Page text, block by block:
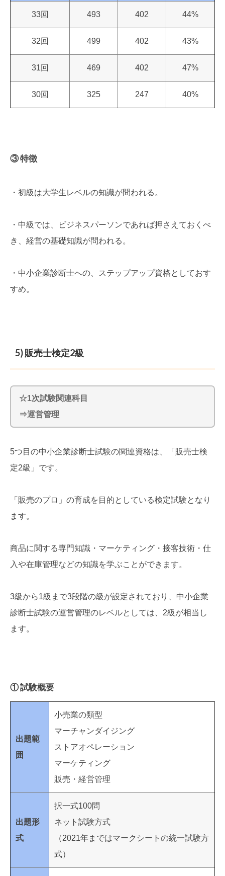
33回 493 402 44%
32回 499 402 43%
31回 469 402 47%
30回 325 247 40%
③ 特徴
・初級は大学生レベルの知識が問われる。
・中級では、ビジネスパーソンであれば押さえておくべ
き、経営の基礎知識が問われる。
・中小企業診断士への、ステップアップ資格としておす
すめ。
5) 販売士検定2級
☆1次試験関連科目
⇒運営管理
5つ目の中小企業診断士試験の関連資格は、「販売士検
定2級」です。
「販売のプロ」の育成を目的としている検定試験となり
ます。
商品に関する専門知識・マーケティング・接客技術・仕
入や在庫管理などの知識を学ぶことができます。
3級から1級まで3段階の級が設定されており、中小企業
診断士試験の運営管理のレベルとしては、2級が相当し
ます。
① 試験概要
出題範
囲
小売業の類型
マーチャンダイジング
ストアオペレーション
マーケティング
販売・経営管理
出題形
式
択一式100問
ネット試験方式
（2021年まではマークシートの統一試験方
式）